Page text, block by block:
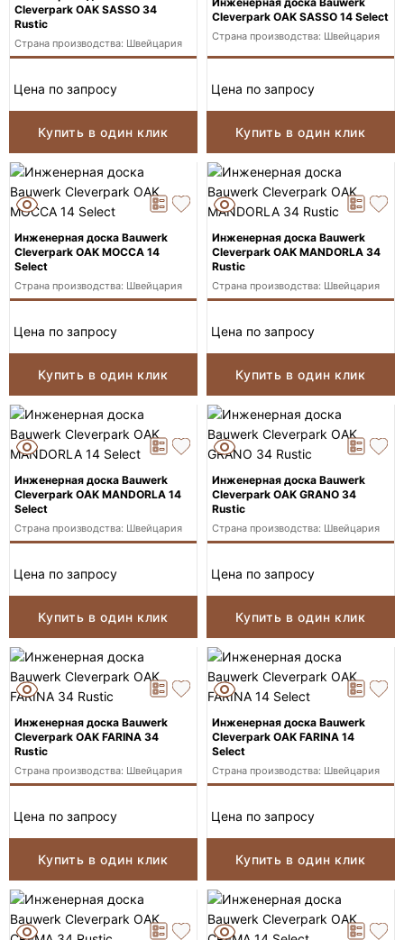
Cleverpark OAK SASSO 34
Rustic
Страна производства: Швейцария
Цена по запросу
Купить в один клик
Cleverpark OAK SASSO 14 Select
Страна производства: Швейцария
Цена по запросу
Купить в один клик
Инженерная доска Bauwerk
Cleverpark OAK MOCCA 14
Select
Страна производства: Швейцария
Цена по запросу
Купить в один клик
Инженерная доска Bauwerk
Cleverpark OAK MANDORLA 34
Rustic
Страна производства: Швейцария
Цена по запросу
Купить в один клик
Инженерная доска Bauwerk
Cleverpark OAK MANDORLA 14
Select
Страна производства: Швейцария
Цена по запросу
Купить в один клик
Инженерная доска Bauwerk
Cleverpark OAK GRANO 34
Rustic
Страна производства: Швейцария
Цена по запросу
Купить в один клик
Инженерная доска Bauwerk
Cleverpark OAK FARINA 34
Rustic
Страна производства: Швейцария
Цена по запросу
Купить в один клик
Инженерная доска Bauwerk
Cleverpark OAK FARINA 14
Select
Страна производства: Швейцария
Цена по запросу
Купить в один клик